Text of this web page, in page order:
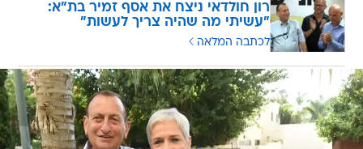
רון חולדאי ניצח את אסף זמיר בת"א:
"עשיתי מה שהיה צריך לעשות"
לכתבה המלאה